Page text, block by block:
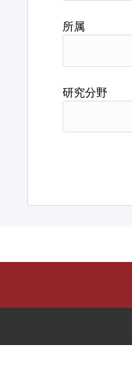
所属
研究分野